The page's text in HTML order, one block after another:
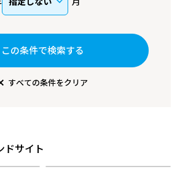
この条件で検索する
すべての条件をクリア
ドサイト